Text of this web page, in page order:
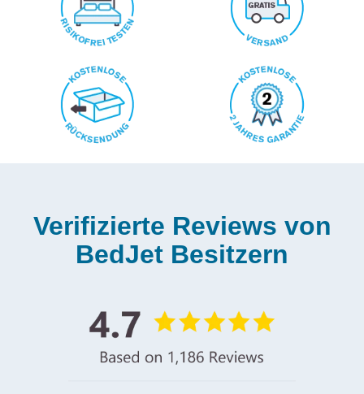
Verifizierte Reviews von
BedJet Besitzern